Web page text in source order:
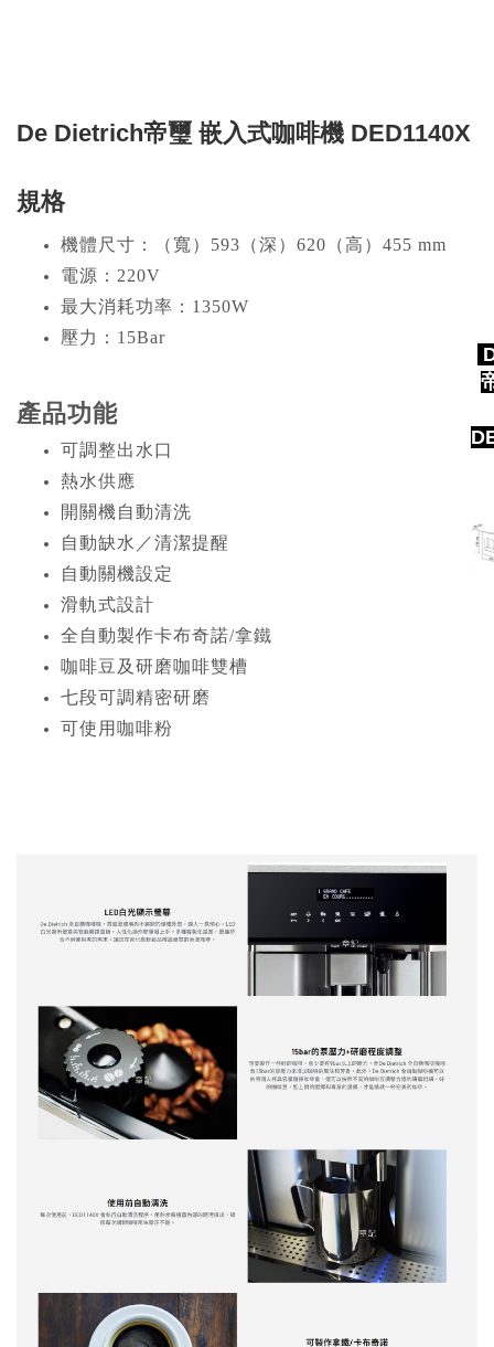
De Dietrich帝璽 嵌入式咖啡機 DED1140X
規格
機體尺寸：（寬）593（深）620（高）455 mm
電源：220V
最大消耗功率：1350W
壓力：15Bar
產品功能
可調整出水口
熱水供應
開關機自動清洗
自動缺水／清潔提醒
自動關機設定
滑軌式設計
全自動製作卡布奇諾/拿鐵
咖啡豆及研磨咖啡雙槽
七段可調精密研磨
可使用咖啡粉